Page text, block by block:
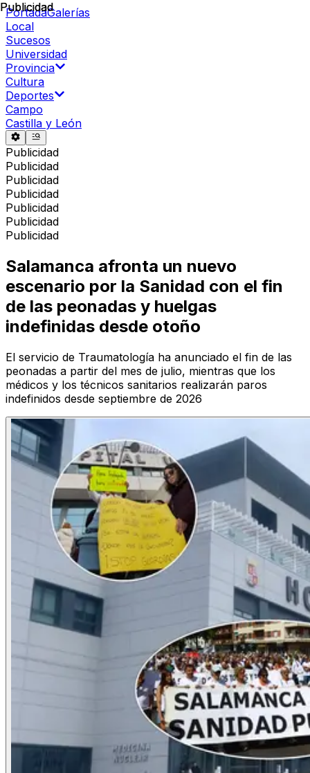
PortadaGalerías
Local
Sucesos
Universidad
Provincia
Cultura
Deportes
Campo
Castilla y León
Publicidad
Publicidad
Publicidad
Publicidad
Publicidad
Publicidad
Publicidad
Publicidad
Salamanca afronta un nuevo
escenario por la Sanidad con el fin
de las peonadas y huelgas
indefinidas desde otoño
El servicio de Traumatología ha anunciado el fin de las
peonadas a partir del mes de julio, mientras que los
médicos y los técnicos sanitarios realizarán paros
indefinidos desde septiembre de 2026
Publicidad